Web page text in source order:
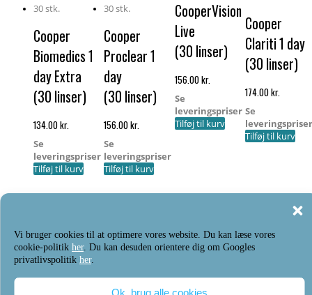
Vi bruger cookies til at optimere vores website. Du kan læse vores
cookie-politik her. Du kan desuden orientere dig om Googles
privatlivspolitik her.
Ok, brug alle cookies
Cooper
Biomedics 1
day Extra
(30 linser)
134.00kr.
Se
leveringspriser
Tilføj til kurv
Cooper
Proclear 1
day
(30 linser)
156.00kr.
Se
leveringspriser
Tilføj til kurv
CooperVision
Live
(30 linser)
156.00kr.
Se
leveringspriser
Tilføj til kurv
Cooper
Clariti 1 day
(30 linser)
174.00kr.
Se
leveringspriser
Tilføj til kurv
Proclear 1